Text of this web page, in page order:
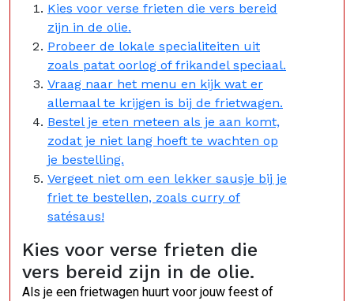
Kies voor verse frieten die vers bereid
zijn in de olie.
Probeer de lokale specialiteiten uit
zoals patat oorlog of frikandel speciaal.
Vraag naar het menu en kijk wat er
allemaal te krijgen is bij de frietwagen.
Bestel je eten meteen als je aan komt,
zodat je niet lang hoeft te wachten op
je bestelling.
Vergeet niet om een lekker sausje bij je
friet te bestellen, zoals curry of
satésaus!
Kies voor verse frieten die
vers bereid zijn in de olie.
Als je een frietwagen huurt voor jouw feest of